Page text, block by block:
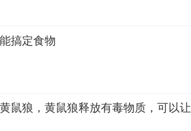
搞定食物
鼠狼，黄鼠狼释放有毒物质，可以让